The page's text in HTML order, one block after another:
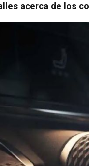
acerca de los